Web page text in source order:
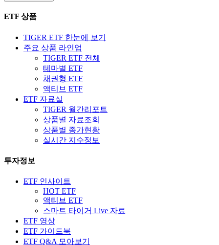
ETF 상품
TIGER ETF 한눈에 보기
주요 상품 라인업
TIGER ETF 전체
테마별 ETF
채권형 ETF
액티브 ETF
ETF 자료실
TIGER 월간리포트
상품별 자료조회
상품별 종가현황
실시간 지수정보
투자정보
ETF 인사이트
HOT ETF
액티브 ETF
스마트 타이거 Live 자료
ETF 영상
ETF 가이드북
ETF Q&A 모아보기